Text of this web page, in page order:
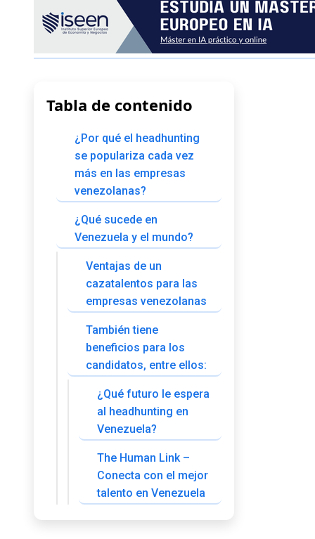
Tabla de contenido
¿Por qué el headhunting
se populariza cada vez
más en las empresas
venezolanas?
¿Qué sucede en
Venezuela y el mundo?
Ventajas de un
cazatalentos para las
empresas venezolanas
También tiene
beneficios para los
candidatos, entre ellos:
¿Qué futuro le espera
al headhunting en
Venezuela?
The Human Link –
Conecta con el mejor
talento en Venezuela